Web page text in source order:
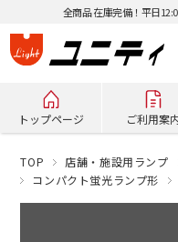
全商品 在庫完備！平日
トップページ ご利用案
TOP 店舗・施設用ランプ
コンパクト蛍光ランプ形